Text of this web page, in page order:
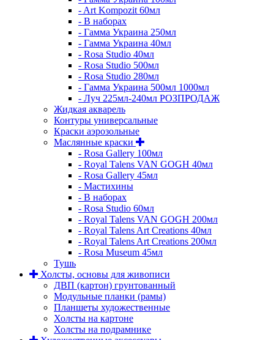
- Art Kompozit 60мл
- В наборах
- Гамма Украина 250мл
- Гамма Украина 40мл
- Rosa Studio 40мл
- Rosa Studio 500мл
- Rosa Studio 280мл
- Гамма Украина 500мл 1000мл
- Луч 225мл-240мл РОЗПРОДАЖ
Жидкая акварель
Контуры универсальные
Краски аэрозольные
Маслянные краски
- Rosa Gallery 100мл
- Royal Talens VAN GOGH 40мл
- Rosa Gallery 45мл
- Мастихины
- В наборах
- Rosa Studio 60мл
- Royal Talens VAN GOGH 200мл
- Royal Talens Art Creations 40мл
- Royal Talens Art Creations 200мл
- Rosa Museum 45мл
Тушь
Холсты, основы для живописи
ДВП (картон) грунтованный
Модульные планки (рамы)
Планшеты художественные
Холсты на картоне
Холсты на подрамнике